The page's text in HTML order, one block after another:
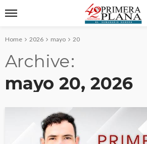
Home 2026 mayo 20
Archive
mayo 20, 2026